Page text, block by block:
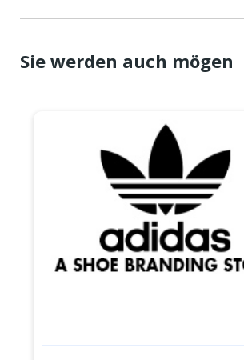
Sie werden auch mögen